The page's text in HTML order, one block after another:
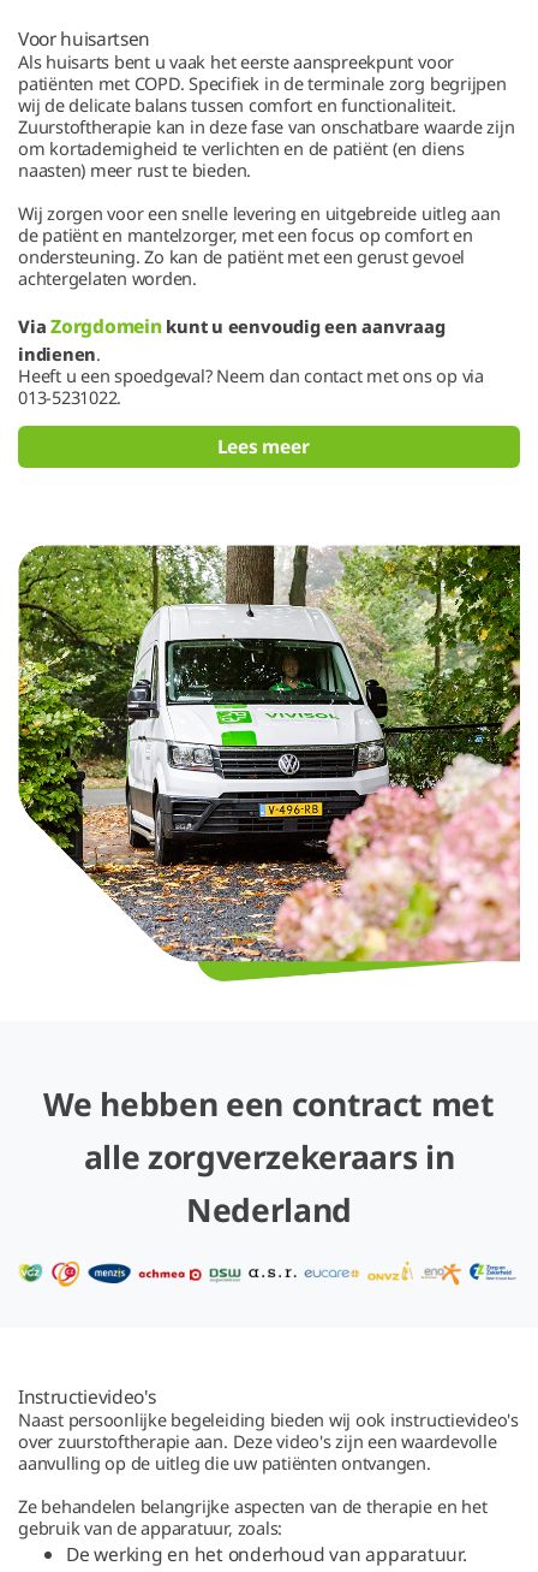
Voor huisartsen
Als huisarts bent u vaak het eerste aanspreekpunt voor
patiënten met COPD. Specifiek in de terminale zorg begrijpen
wij de delicate balans tussen comfort en functionaliteit.
Zuurstoftherapie kan in deze fase van onschatbare waarde zijn
om kortademigheid te verlichten en de patiënt (en diens
naasten) meer rust te bieden.
Wij zorgen voor een snelle levering en uitgebreide uitleg aan
de patiënt en mantelzorger, met een focus op comfort en
ondersteuning. Zo kan de patiënt met een gerust gevoel
achtergelaten worden.
ViaZorgdomeinkunt u eenvoudig een aanvraag
indienen.
Heeft u een spoedgeval? Neem dan contact met ons op via
013-5231022.
Lees meer
We hebben een contract met
alle zorgverzekeraars in
Nederland
Instructievideo's
Naast persoonlijke begeleiding bieden wij ook instructievideo's
over zuurstoftherapie aan. Deze video's zijn een waardevolle
aanvulling op de uitleg die uw patiënten ontvangen.
Ze behandelen belangrijke aspecten van de therapie en het
gebruik van de apparatuur, zoals:
De werking en het onderhoud van apparatuur.